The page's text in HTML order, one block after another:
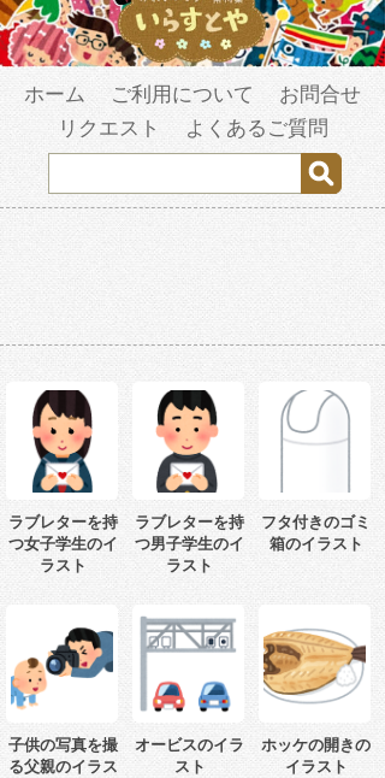
ホーム ご利用について
お問合せ
リクエスト
よくあるご質問
ラブレターを持
つ女子学生のイ
ラスト
ラブレターを持
つ男子学生のイ
ラスト
フタ付きのゴミ
箱のイラスト
子供の写真を撮
る父親のイラス
オービスのイラ
スト
ホッケの開きの
イラスト